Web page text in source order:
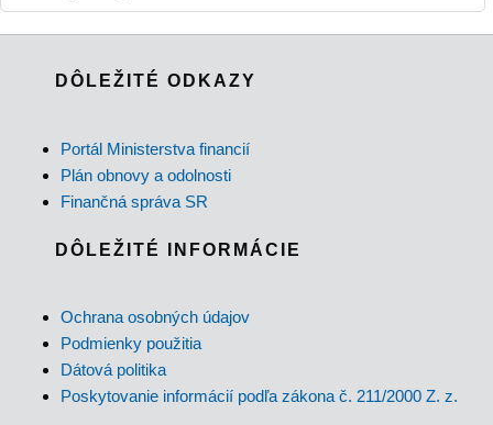
DÔLEŽITÉ ODKAZY
Portál Ministerstva financií
Plán obnovy a odolnosti
Finančná správa SR
DÔLEŽITÉ INFORMÁCIE
Ochrana osobných údajov
Podmienky použitia
Dátová politika
Poskytovanie informácií podľa zákona č. 211/2000 Z. z.